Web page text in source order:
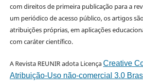
com direitos de primeira publicação para a
um periódico de acesso público, os artigos
atribuições próprias, em aplicações
com caráter científico.
A Revista REUNIR adota LicençaCreative
Atribuição-Uso não-comercial 3.0